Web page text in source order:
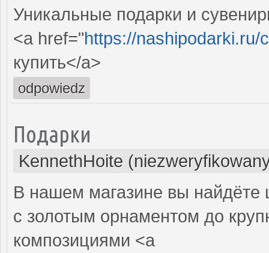
Уникальные подарки и
<a href="https://nashipodarki.ru/
купить</a>
odpowiedz
Подарки
KennethHoite
В нашем магазине вы найдёте
с золотым орнаментом до
композициями <a